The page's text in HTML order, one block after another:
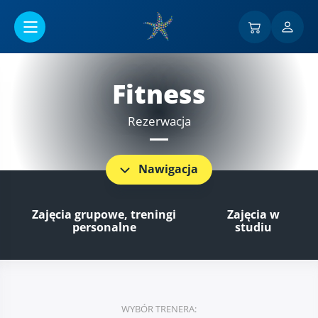
Fitness
Rezerwacja
Nawigacja
Zajęcia grupowe, treningi
personalne
Zajęcia w
studiu
WYBÓR TRENERA: